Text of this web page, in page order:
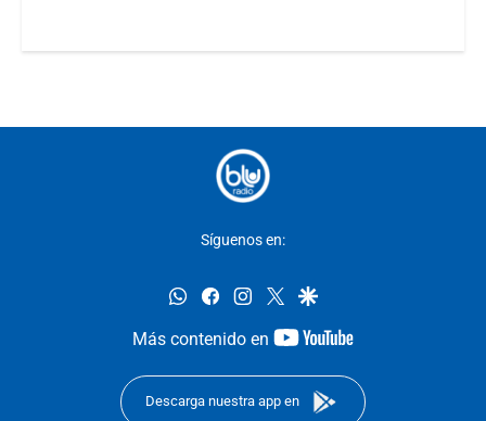
Síguenos en:
whatsappfacebookinstagram
twittergoogle
Más contenido en
youtube-
Descarga nuestra app en